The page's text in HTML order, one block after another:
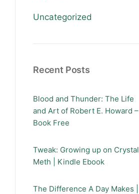
Uncategorized
Recent Posts
Blood and Thunder: The Life
and Art of Robert E. Howard –
Book Free
Tweak: Growing up on Crystal
Meth | Kindle Ebook
The Difference A Day Makes |